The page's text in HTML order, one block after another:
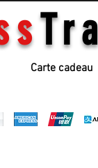
Carte cadeau